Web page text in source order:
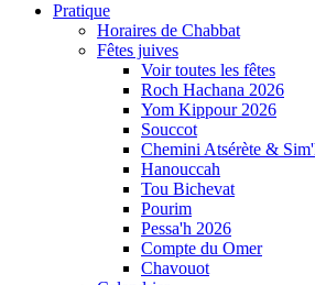
Pratique
Horaires de Chabbat
Fêtes juives
Voir toutes les fêtes
Roch Hachana 2026
Yom Kippour 2026
Souccot
Chemini Atsérète &
Hanouccah
Tou Bichevat
Pourim
Pessa'h 2026
Compte du Omer
Chavouot